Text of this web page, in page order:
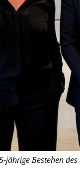
jährige Bestehen